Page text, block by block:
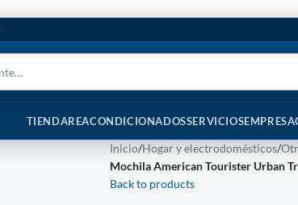
TIENDAREACONDICIONADOSSERVICIOSEMPRESA
Inicio/Hogar y electrodomésticos/
Mochila American Tourister Urban
Back to products